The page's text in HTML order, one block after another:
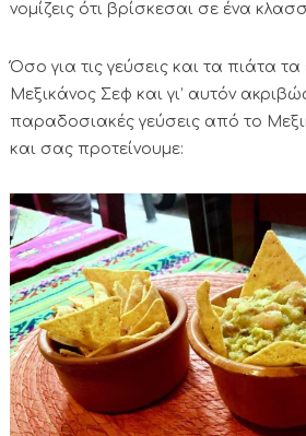
νομίζεις ότι βρίσκεσαι σε ένα
Όσο για τις γεύσεις και τα πιάτα τα
Μεξικάνος Σεφ και γι’ αυτόν
παραδοσιακές γεύσεις από το
και σας προτείνουμε: